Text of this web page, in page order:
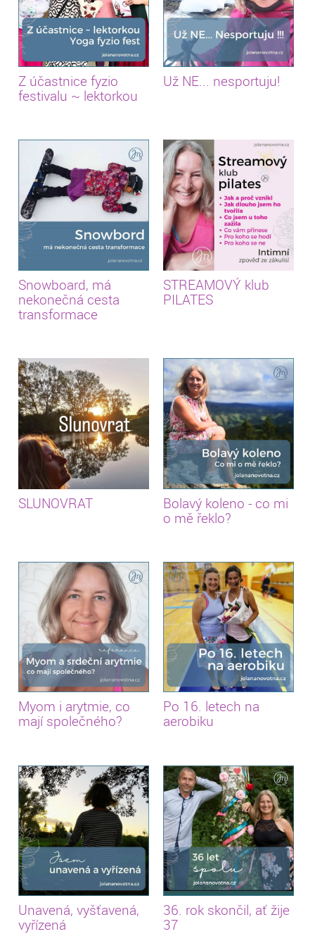
Z účastnice fyzio
festivalu ~ lektorkou
Už NE... nesportuju!
Snowboard, má
nekonečná cesta
transformace
STREAMOVÝ klub
PILATES
SLUNOVRAT
Bolavý koleno - co mi
o mě řeklo?
Myom i arytmie, co
mají společného?
Po 16. letech na
aerobiku
Unavená, vyšťavená,
vyřízená
36. rok skončil, ať žije
37